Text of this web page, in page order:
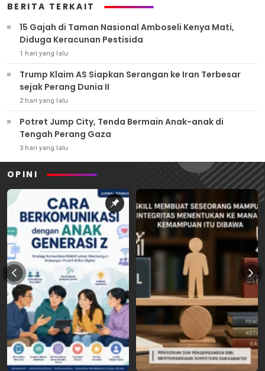
BERITA TERKAIT
15 Gajah di Taman Nasional Amboseli Kenya Mati,
Diduga Keracunan Pestisida
1 hari yang lalu
Trump Klaim AS Siapkan Serangan ke Iran Terbesar
sejak Perang Dunia II
2 hari yang lalu
Potret Jump City, Tenda Bermain Anak-anak di
Tengah Perang Gaza
3 hari yang lalu
OPINI